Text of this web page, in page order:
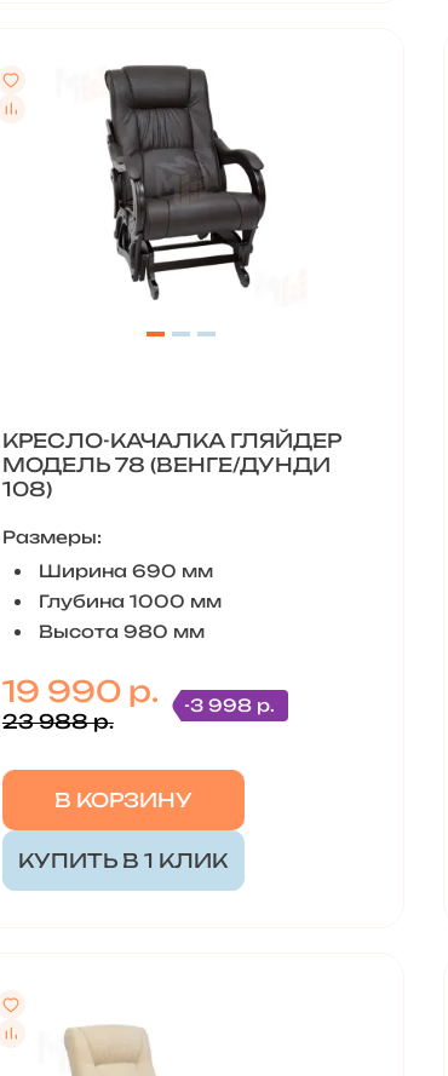
КРЕСЛО-КАЧАЛКА ГЛЯЙДЕР
МОДЕЛЬ 78 (ВЕНГЕ/ДУНДИ
108)
Размеры:
Ширина 690 мм
Глубина 1000 мм
Высота 980 мм
19 990 р.
23 988 р.
-3 998 р.
В КОРЗИНУ
КУПИТЬ В 1 КЛИК